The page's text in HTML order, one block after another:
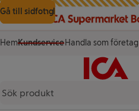
Gå till innehåll
Gå till sökning
Gå till sidfot
HemKundserviceHandla som företag
Startsida